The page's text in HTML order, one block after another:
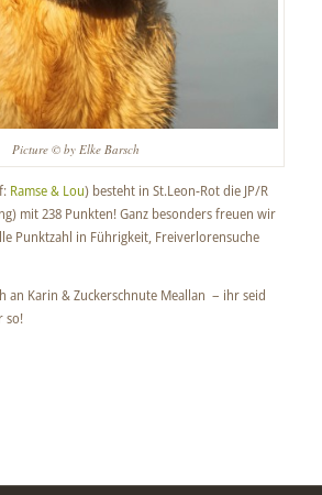
Picture © by Elke Barsch
Ramse & Lou) besteht in St.Leon-Rot die JP/R
mit 238 Punkten! Ganz besonders freuen wir
Punktzahl in Führigkeit, Freiverlorensuche
an Karin & Zuckerschnute Meallan – ihr seid
so!